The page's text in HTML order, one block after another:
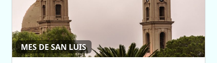
MES DE SAN LUIS